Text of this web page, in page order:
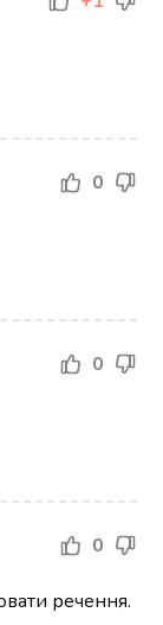
0
0
0
речення.